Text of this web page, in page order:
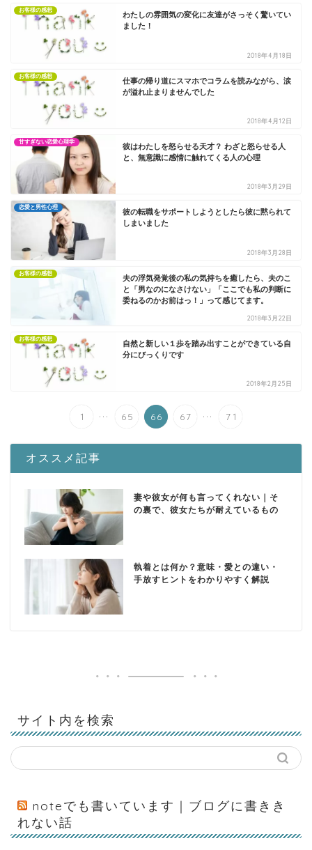
お客様の感想
わたしの雰囲気の変化に友達がさっそく驚いてい
ました！
2018年4月18日
お客様の感想
仕事の帰り道にスマホでコラムを読みながら、涙
が溢れ止まりませんでした
2018年4月12日
甘すぎない恋愛心理学
彼はわたしを怒らせる天才？ わざと怒らせる人
と、無意識に感情に触れてくる人の心理
2018年3月29日
恋愛と男性心理
彼の転職をサポートしようとしたら彼に黙られて
しまいました
2018年3月28日
お客様の感想
夫の浮気発覚後の私の気持ちを癒したら、夫のこ
と「男なのになさけない」「ここでも私の判断に
委ねるのかお前はっ！」って感じてます。
2018年3月22日
お客様の感想
自然と新しい１歩を踏み出すことができている自
分にびっくりです
2018年2月25日
1 ... 65 66 67 ... 71
オススメ記事
妻や彼女が何も言ってくれない｜そ
の裏で、彼女たちが耐えているもの
執着とは何か？意味・愛との違い・
手放すヒントをわかりやすく解説
サイト内を検索
noteでも書いています｜ブログに書きき
れない話